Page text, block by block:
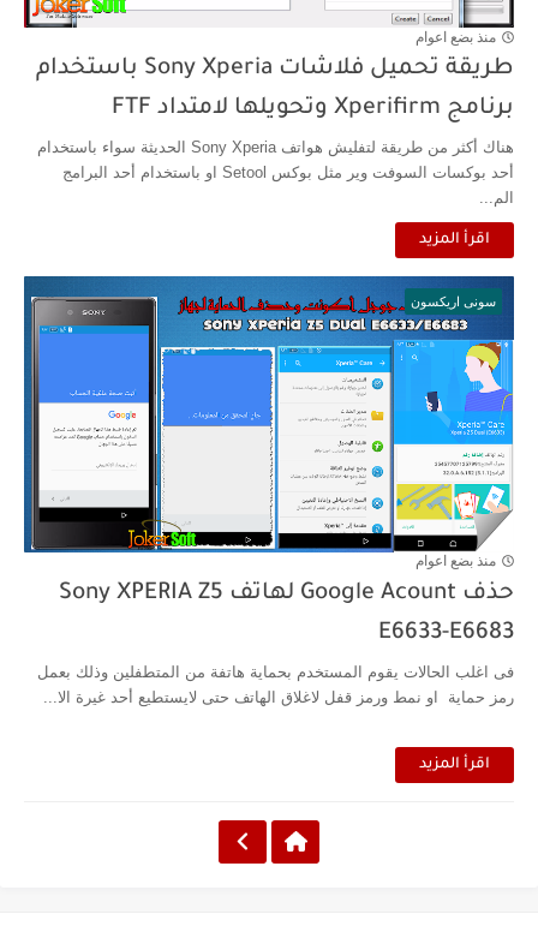
منذ بضع اعوام
طريقة تحميل فلاشات Sony Xperia باستخدام
برنامج Xperifirm وتحويلها لامتداد FTF
هناك أكثر من طريقة لتفليش هواتف Sony Xperia الحديثة سواء باستخدام
أحد بوكسات السوفت وير مثل بوكس Setool او باستخدام أحد البرامج
الم...
اقرأ المزيد
سونى اريكسون
منذ بضع اعوام
حذف Google Acount لهاتف Sony XPERIA Z5
E6633-E6683
فى اغلب الحالات يقوم المستخدم بحماية هاتفة من المتطفلين وذلك بعمل
رمز حماية او نمط ورمز قفل لاغلاق الهاتف حتى لايستطيع أحد غيرة الا...
اقرأ المزيد